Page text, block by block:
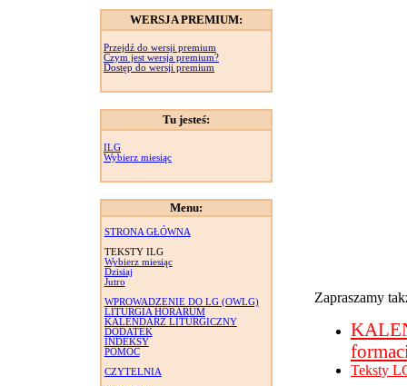
WERSJA PREMIUM:
Przejdź do wersji premium
Czym jest wersja premium?
Dostęp do wersji premium
Tu jesteś:
ILG
Wybierz miesiąc
Menu:
STRONA GŁÓWNA
TEKSTY ILG
Wybierz miesiąc
Dzisiaj
Jutro
WPROWADZENIE DO LG (OWLG)
LITURGIA HORARUM
KALENDARZ LITURGICZNY
DODATEK
INDEKSY
POMOC
CZYTELNIA
Zapraszamy
Teksty